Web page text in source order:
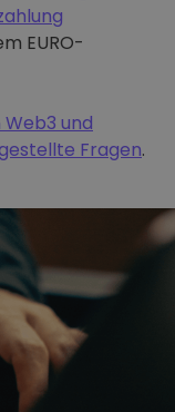
EURO-
und
Fragen.